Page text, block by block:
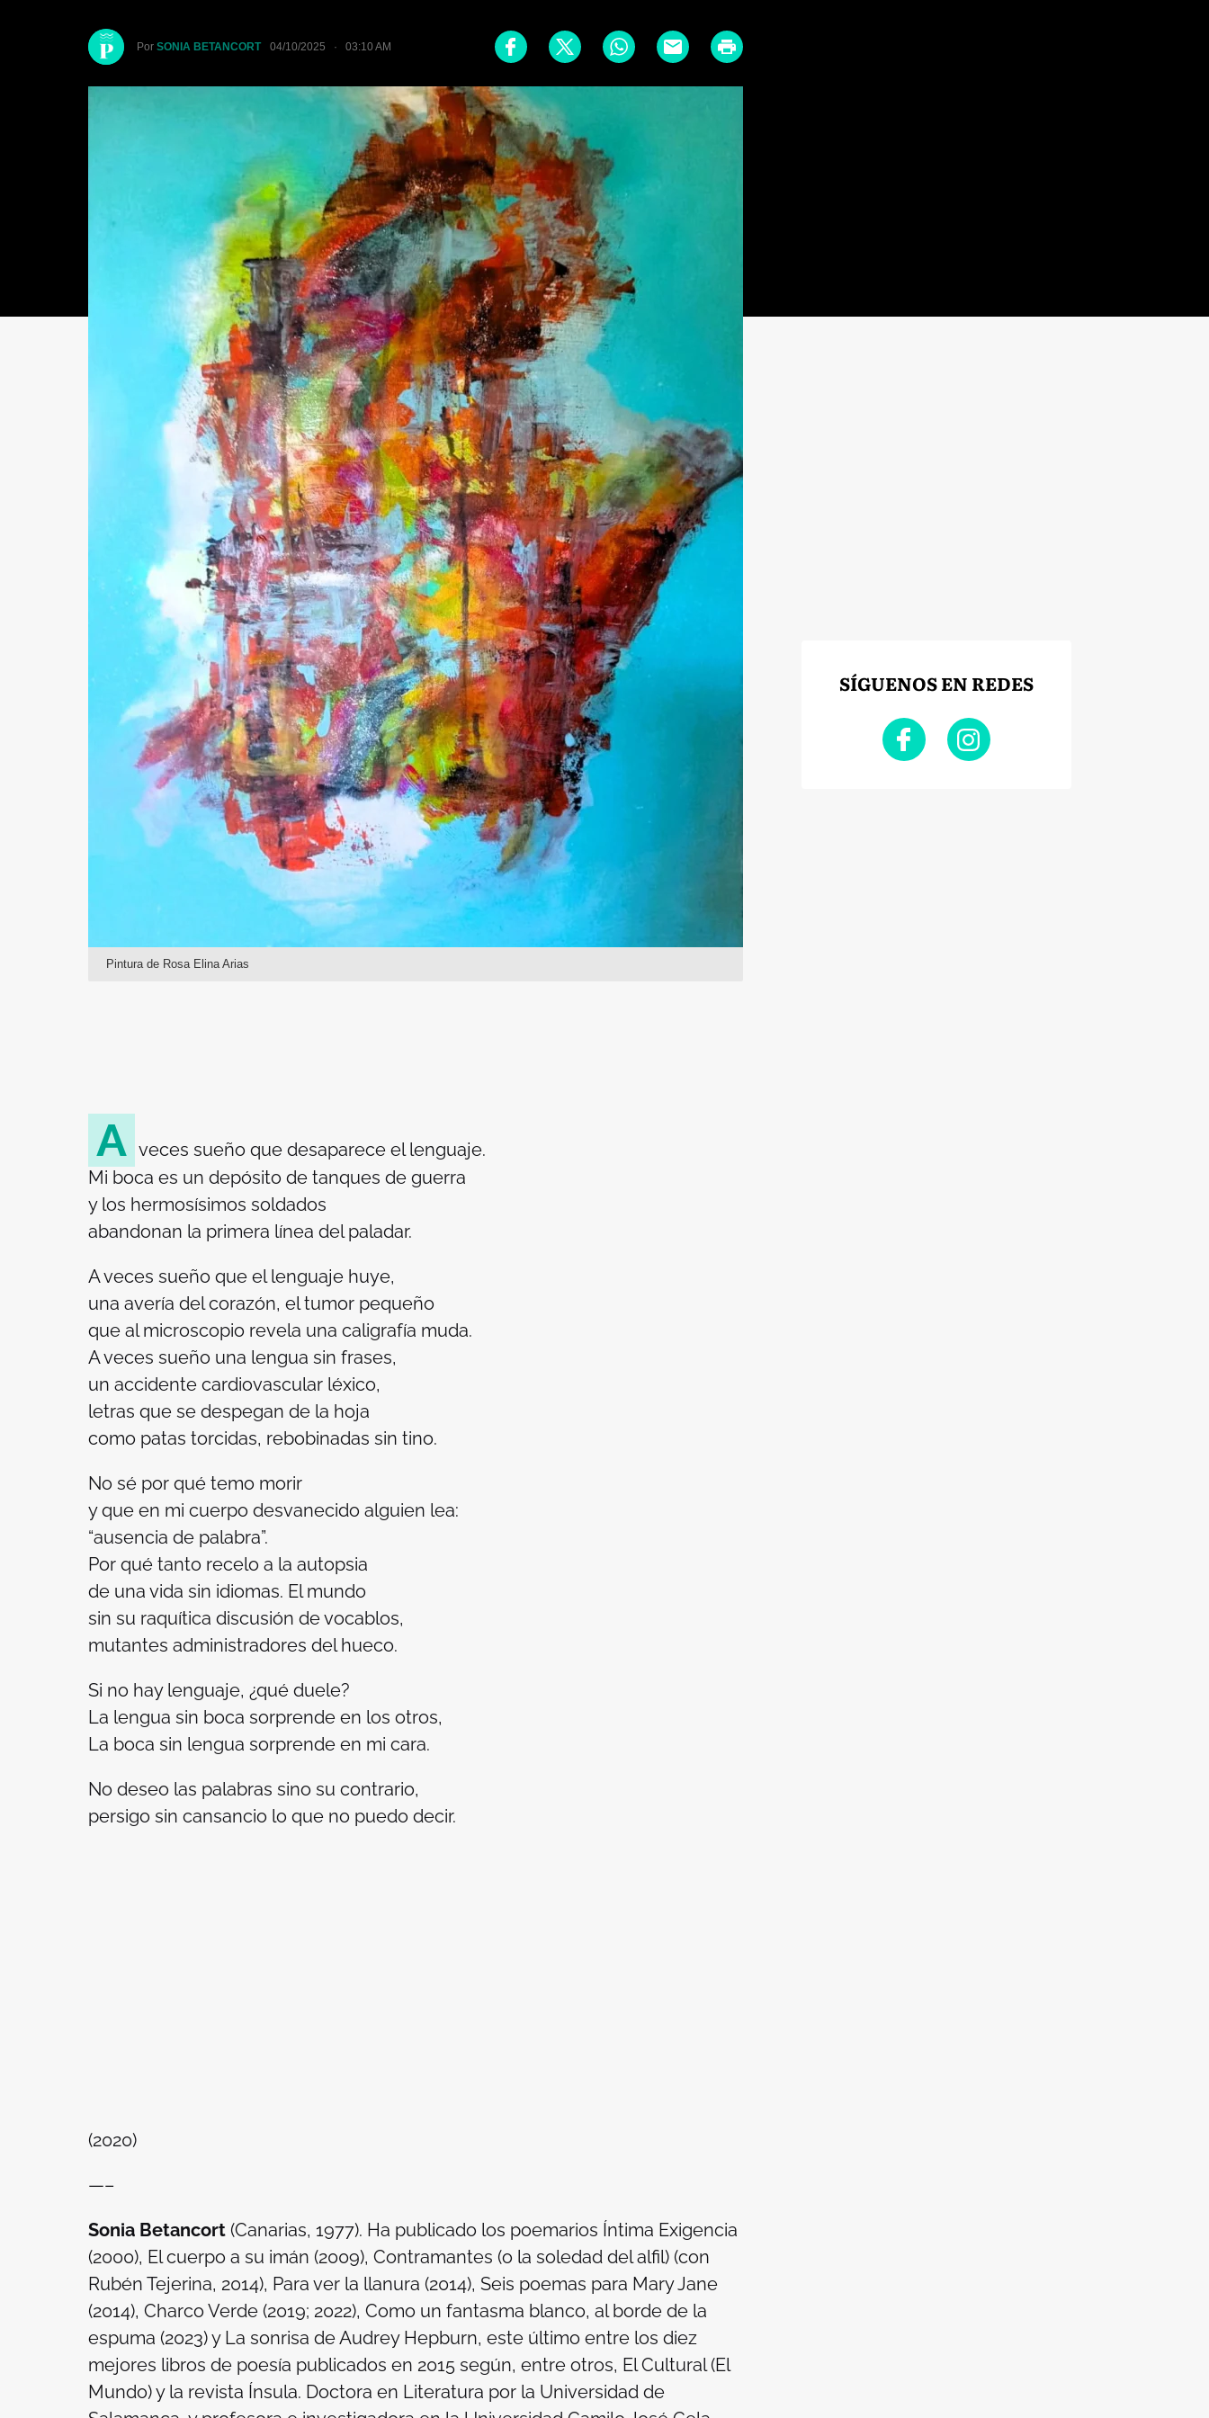
Por SONIA BETANCORT 04/10/2025 · 03:10 AM
Pintura de Rosa Elina Arias
A veces sueño que desaparece el lenguaje.
Mi boca es un depósito de tanques de guerra
y los hermosísimos soldados
abandonan la primera línea del paladar.
A veces sueño que el lenguaje huye,
una avería del corazón, el tumor pequeño
que al microscopio revela una caligrafía muda.
A veces sueño una lengua sin frases,
un accidente cardiovascular léxico,
letras que se despegan de la hoja
como patas torcidas, rebobinadas sin tino.
No sé por qué temo morir
y que en mi cuerpo desvanecido alguien lea:
“ausencia de palabra”.
Por qué tanto recelo a la autopsia
de una vida sin idiomas. El mundo
sin su raquítica discusión de vocablos,
mutantes administradores del hueco.
Si no hay lenguaje, ¿qué duele?
La lengua sin boca sorprende en los otros,
La boca sin lengua sorprende en mi cara.
No deseo las palabras sino su contrario,
persigo sin cansancio lo que no puedo decir.
(2020)
—–
Sonia Betancort(Canarias, 1977). Ha publicado los poemarios Íntima Exigencia
(2000), El cuerpo a su imán (2009), Contramantes (o la soledad del alfil) (con
Rubén Tejerina, 2014), Para ver la llanura (2014), Seis poemas para Mary Jane
(2014), Charco Verde (2019; 2022), Como un fantasma blanco, al borde de la
espuma (2023) y La sonrisa de Audrey Hepburn, este último entre los diez
mejores libros de poesía publicados en 2015 según, entre otros, El Cultural (El
Mundo) y la revista Ínsula. Doctora en Literatura por la Universidad de
SÍGUENOS EN REDES